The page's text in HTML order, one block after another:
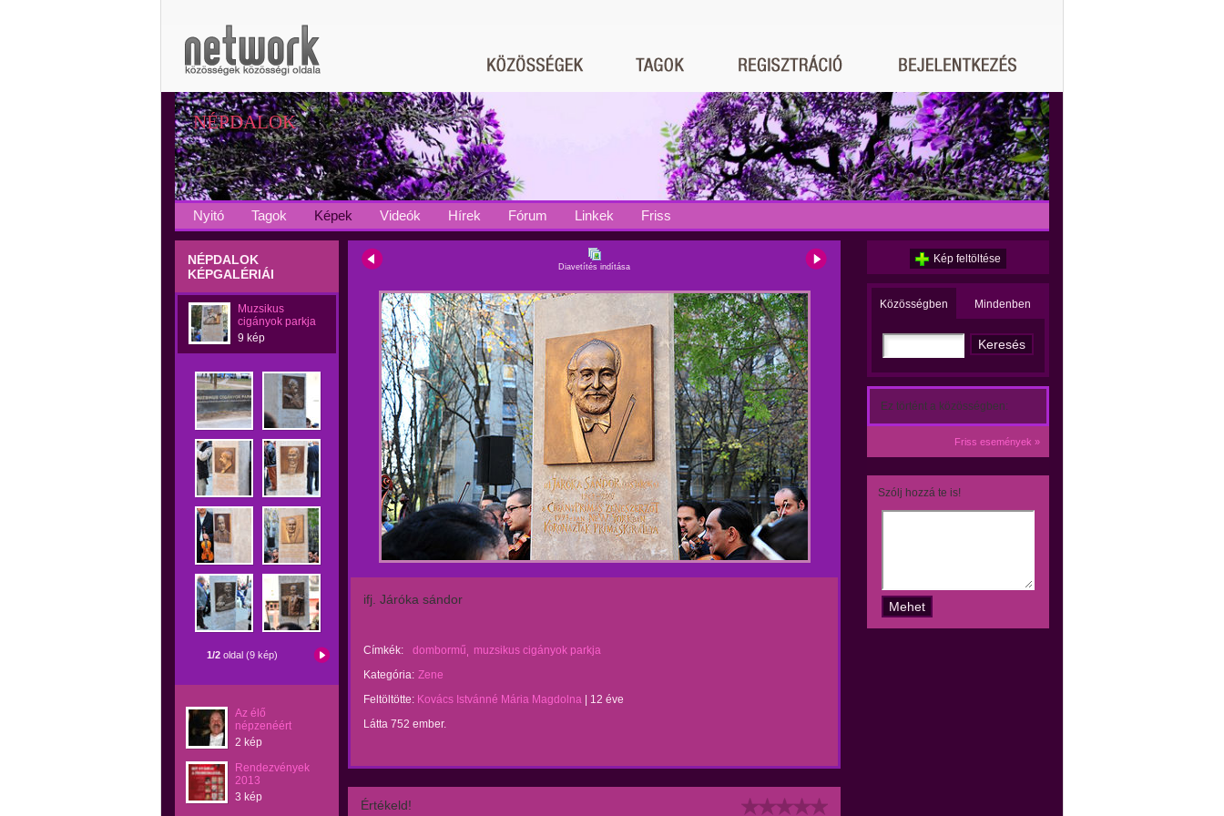
NÉPDALOK
Nyitó Tagok Képek Videók Hírek Fórum Linkek Friss
NÉPDALOK
KÉPGALÉRIÁI
Muzsikus
cigányok parkja
9 kép
1/2 oldal (9 kép)
Az élő
népzenéért
2 kép
Rendezvények
2013
3 kép
Diavetítés indítása
ifj. Járóka sándor
Címkék: dombormű
muzsikus cigányok parkja
Kategória: Zene
Feltöltötte: Kovács Istvánné Mária Magdolna
12 éve
Látta 752 ember.
Értékeld!
Kép feltöltése
Közösségben Mindenben
Ez történt a közösségben:
Friss események »
Szólj hozzá te is!